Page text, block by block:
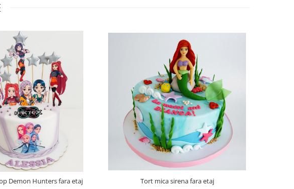
Demon Hunters fara etaj Tort mica sirena fara etaj